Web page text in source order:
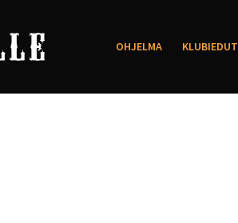
OHJELMA KLUBIEDUT